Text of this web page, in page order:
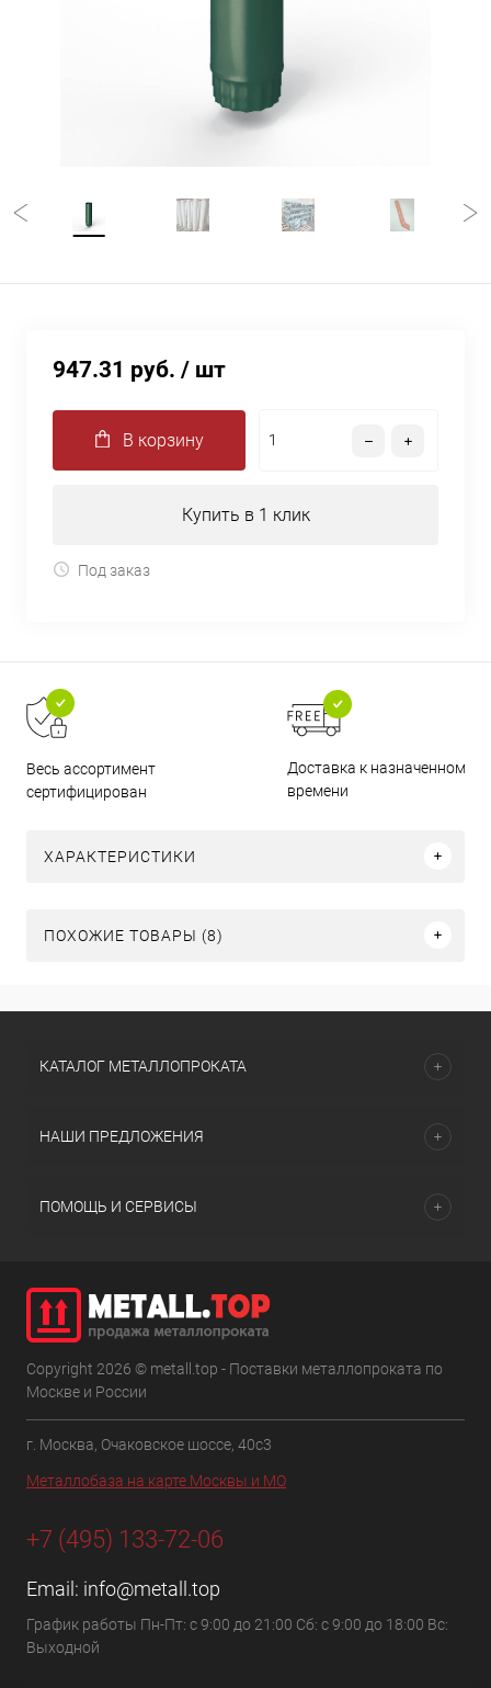
947.31 руб. / шт
В корзину
Купить в 1 клик
Под заказ
Весь ассортимент
сертифицирован
Доставка к назначенному
времени
ХАРАКТЕРИСТИКИ
ПОХОЖИЕ ТОВАРЫ (8)
КАТАЛОГ МЕТАЛЛОПРОКАТА
НАШИ ПРЕДЛОЖЕНИЯ
ПОМОЩЬ И СЕРВИСЫ
Copyright 2026 © metall.top - Поставки металлопроката по
Москве и России
г. Москва, Очаковское шоссе, 40с3
Металлобаза на карте Москвы и МО
+7 (495) 133-72-06
Email: info@metall.top
График работы Пн-Пт: с 9:00 до 21:00 Сб: с 9:00 до 18:00 Вс:
Выходной